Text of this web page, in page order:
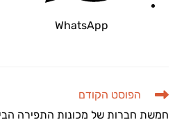
WhatsApp
לקרוא
נוספים
הפוסט הקודם
חמשת חברות של מכונות התפירה